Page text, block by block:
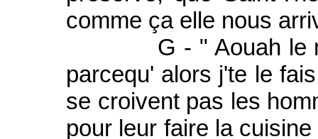
comme ça elle nous
G - " Aouah le
parcequ' alors j'te le
se croivent pas les
pour leur faire la